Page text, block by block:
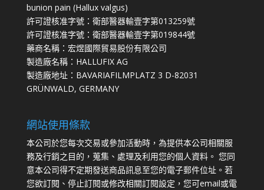
bunion pain (Hallux valgus)
許可證核准字號：衛部醫器輸壹字第013259號
許可證核准字號：衛部醫器輸壹字第019844號
藥商名稱：宏煜國際貿易股份有限公司
製造廠名稱：HALLUFIX AG
製造廠地址：BAVARIAFILMPLATZ 3 D-82031
GRÜNWALD, GERMANY
網站使用條款
本公司於您每次交易或參加活動時，為提供本公司相關服
務及行銷之目的，蒐集、處理及利用您的個人資料。 您同
意本公司得不定期發送商品訊息至您的電子郵件位址。若
您欲訂閱、停止訂閱或修改相關訂閱設定，您可email或電